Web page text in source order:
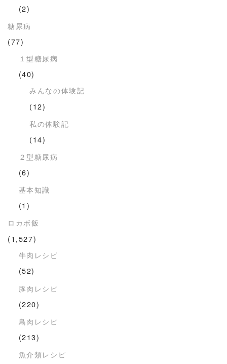
(2)
糖尿病
(77)
１型糖尿病
(40)
みんなの体験記
(12)
私の体験記
(14)
２型糖尿病
(6)
基本知識
(1)
ロカボ飯
(1,527)
牛肉レシピ
(52)
豚肉レシピ
(220)
鳥肉レシピ
(213)
魚介類レシピ